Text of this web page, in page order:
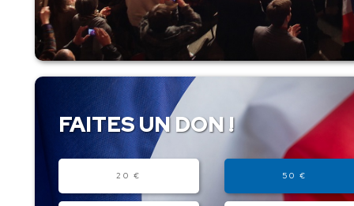
FAITES UN DON !
20 € 50 €